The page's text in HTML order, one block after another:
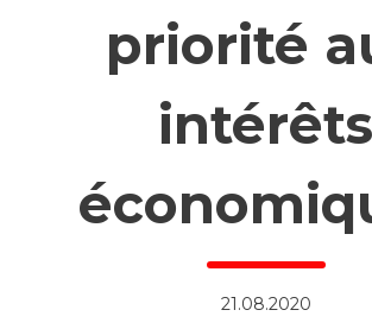
priorité
intérêts
21.08.2020